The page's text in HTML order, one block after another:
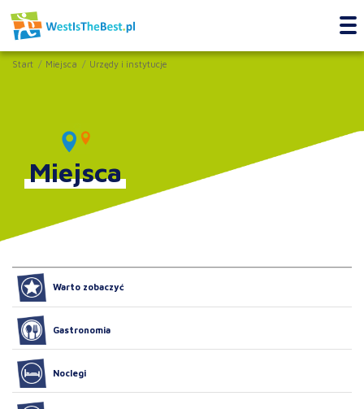
Start Miejsca Urzędy i instytucje
Miejsca
Warto zobaczyć
Gastronomia
Noclegi